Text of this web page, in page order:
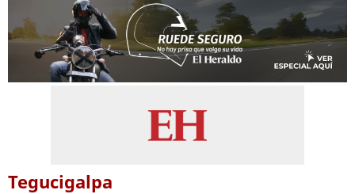
Tegucigalpa